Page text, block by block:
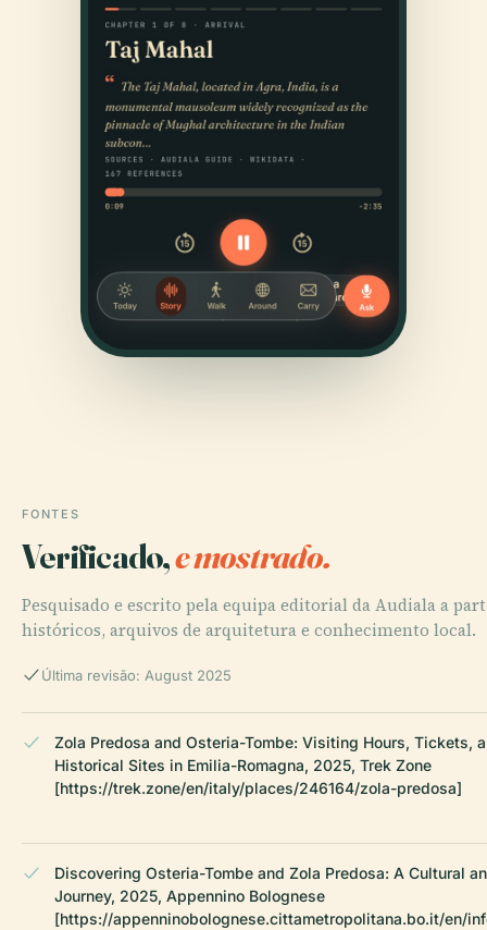
FONTES
Verificado,e mostrado.
Pesquisado e escrito pela equipa editorial da Audiala a
históricos, arquivos de arquitetura e conhecimento local.
Última revisão: August 2025
Zola Predosa and Osteria-Tombe: Visiting Hours, Tickets,
Historical Sites in Emilia-Romagna, 2025, Trek Zone
[https://trek.zone/en/italy/places/246164/zola-predosa]
Discovering Osteria-Tombe and Zola Predosa: A Cultural
Journey, 2025, Appennino Bolognese
[https://appenninobolognese.cittametropolitana.bo.it/en/